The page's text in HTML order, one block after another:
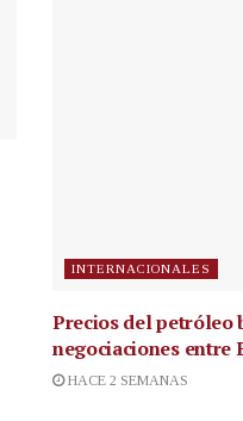
INTERNACIONALES
Precios del petróleo
negociaciones entre
HACE 2 SEMANAS